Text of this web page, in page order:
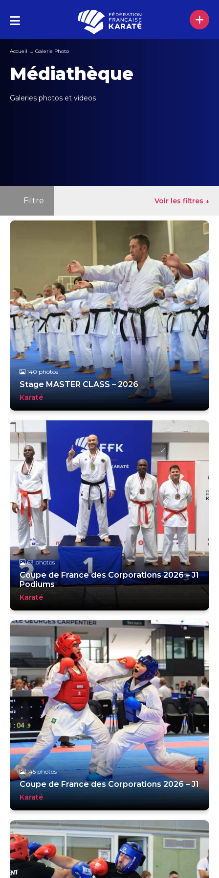
Accueil → Galerie Photo
Médiathèque
Galeries photos et videos
Filtre Voir les filtres ↓
140 photos
Stage MASTER CLASS – 2026
Karaté
63 photos
Coupe de France des Corporations 2026 – J1
Podiums
Karaté
145 photos
Coupe de France des Corporations 2026 – J1
Karaté